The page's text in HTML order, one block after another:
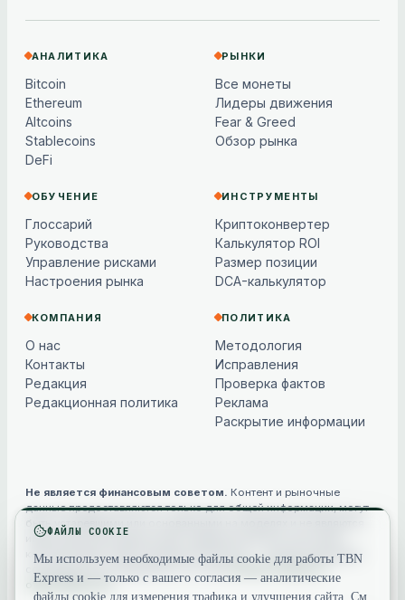
АНАЛИТИКА
Bitcoin
Ethereum
Altcoins
Stablecoins
DeFi
РЫНКИ
Все монеты
Лидеры движения
Fear & Greed
Обзор рынка
ОБУЧЕНИЕ
Глоссарий
Руководства
Управление рисками
Настроения рынка
ИНСТРУМЕНТЫ
Криптоконвертер
Калькулятор ROI
Размер позиции
DCA-калькулятор
КОМПАНИЯ
О нас
Контакты
Редакция
Редакционная политика
ПОЛИТИКА
Методология
Исправления
Проверка фактов
Реклама
Раскрытие информации
Не является финансовым советом.
Контент и рыночные
данные предоставляются только для общей информации, могут
быть устаревшими или основанными на моделях и не являются
инвестиционной, финансовой, юридической или налоговой
консультацией. Криптоактивы волатильны — всегда проводите
собственное исследование. См. наш
полным отказом от
ответственности.
ФАЙЛЫ COOKIE
Мы используем необходимые файлы cookie для работы TBN
Express и — только с вашего согласия — аналитические
файлы cookie для измерения трафика и улучшения сайта. См.